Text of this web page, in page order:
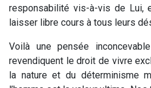
responsabilité vis-à-vis de Lui,
laisser libre cours à tous leurs
Voilà une pensée
revendiquent le droit de vivre
la nature et du déterminisme